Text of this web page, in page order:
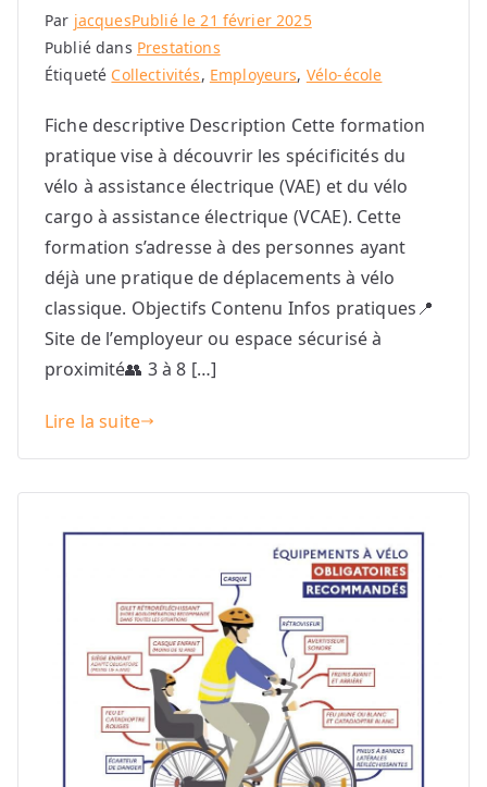
Par jacquesPublié le21 février 2025
Publié dans Prestations
Étiqueté Collectivités, Employeurs, Vélo-école
Fiche descriptive Description Cette formation
pratique vise à découvrir les spécificités du
vélo à assistance électrique (VAE) et du vélo
cargo à assistance électrique (VCAE). Cette
formation s’adresse à des personnes ayant
déjà une pratique de déplacements à vélo
classique. Objectifs Contenu Infos pratiques📍
Site de l’employeur ou espace sécurisé à
proximité👥 3 à 8 […]
Lire la suite